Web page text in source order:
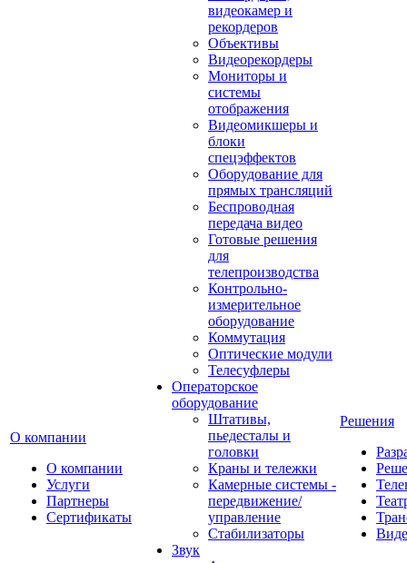
О компании
О компании
Услуги
Партнеры
Сертификаты
видеокамер и
рекордеров
Объективы
Видеорекордеры
Мониторы и
системы
отображения
Видеомикшеры и
блоки
спецэффектов
Оборудование для
прямых трансляций
Беспроводная
передача видео
Готовые решения
для
телепроизводства
Контрольно-
измерительное
оборудование
Коммутация
Оптические модули
Телесуфлеры
Операторское
оборудование
Штативы,
пьедесталы и
головки
Краны и тележки
Камерные системы -
передвижение/
управление
Стабилизаторы
Звук
Решения